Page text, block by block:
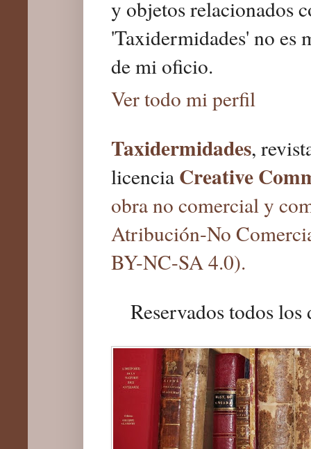
y objetos relacionados
'Taxidermidades' no es
de mi oficio.
Ver todo mi perfil
Taxidermidades,
licencia Creative
obra no comercial y
Atribución-No
BY-NC-SA 4.0).
Reservados todos